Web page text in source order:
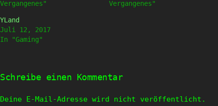
Vergangenes"
Vergangenes"
YLand
Juli 12, 2017
In "Gaming"
Schreibe einen Kommentar
Deine E-Mail-Adresse wird nicht veröffentlicht.